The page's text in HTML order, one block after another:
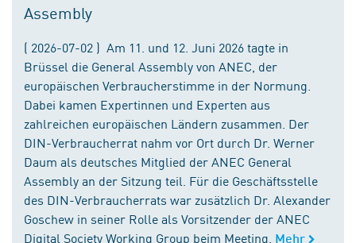
Assembly
( 2026-07-02 ) Am 11. und 12. Juni 2026 tagte in
Brüssel die General Assembly von ANEC, der
europäischen Verbraucherstimme in der Normung.
Dabei kamen Expertinnen und Experten aus
zahlreichen europäischen Ländern zusammen. Der
DIN-Verbraucherrat nahm vor Ort durch Dr. Werner
Daum als deutsches Mitglied der ANEC General
Assembly an der Sitzung teil. Für die Geschäftsstelle
des DIN-Verbraucherrats war zusätzlich Dr. Alexander
Goschew in seiner Rolle als Vorsitzender der ANEC
Digital Society Working Group beim Meeting. Mehr